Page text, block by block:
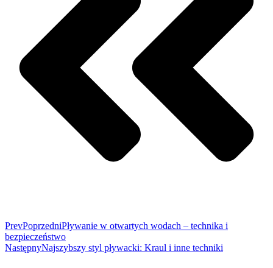
PrevPoprzedniPływanie w otwartych wodach – technika i
bezpieczeństwo
NastępnyNajszybszy styl pływacki: Kraul i inne techniki